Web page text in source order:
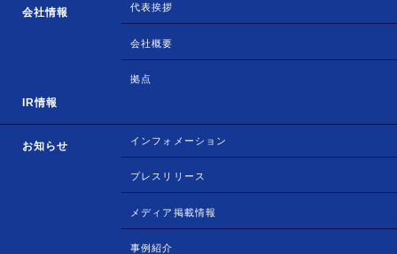
会社情報 代表挨拶
会社概要
拠点
IR情報
お知らせ インフォメーション
プレスリリース
メディア掲載情報
事例紹介